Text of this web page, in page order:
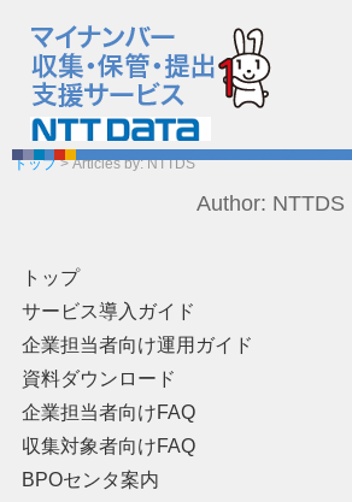
トップ> Articles by: NTTDS
Author: NTTDS
トップ
サービス導入ガイド
企業担当者向け運用ガイド
資料ダウンロード
企業担当者向けFAQ
収集対象者向けFAQ
BPOセンタ案内